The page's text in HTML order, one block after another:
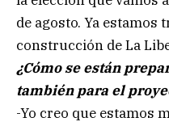
de agosto. Ya estamos
construcción de La
¿Cómo se están
también para el
-Yo creo que estamos